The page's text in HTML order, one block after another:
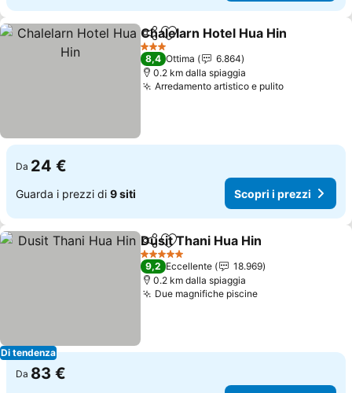
CondividiAggiungi ai preferiti
Chalelarn Hotel Hua Hin
3 Stelle
8,4 Ottima
6.864
0.2 km dalla spiaggia
Arredamento artistico e pulito
Da 24 €
Guarda i prezzi di 9 siti Scopri i prezzi
Di tendenza
CondividiAggiungi ai preferiti
Dusit Thani Hua Hin
5 Stelle
9,2 Eccellente
18.969
0.2 km dalla spiaggia
Due magnifiche piscine
Da 83 €